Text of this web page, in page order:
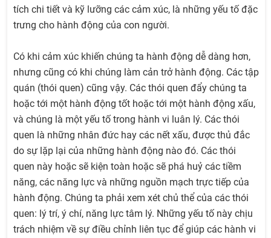
tích chi tiết và kỹ lưỡng các cảm xúc, là những yếu tố đặc
trưng cho hành động của con người.
Có khi cảm xúc khiến chúng ta hành động dễ dàng hơn,
nhưng cũng có khi chúng làm cản trở hành động. Các tập
quán (thói quen) cũng vậy. Các thói quen đẩy chúng ta
hoặc tới một hành động tốt hoặc tới một hành động xấu,
và chúng là một yếu tố trong hành vi luân lý. Các thói
quen là những nhân đức hay các nết xấu, được thủ đắc
do sự lặp lại của những hành động nào đó. Các thói
quen này hoặc sẽ kiện toàn hoặc sẽ phá huỷ các tiềm
năng, các năng lực và những nguồn mạch trực tiếp của
hành động. Chúng ta phải xem xét chủ thể của các thói
quen: lý trí, ý chí, năng lực tâm lý. Những yếu tố này chịu
trách nhiệm về sự điều chỉnh liên tục để giúp các hành vi